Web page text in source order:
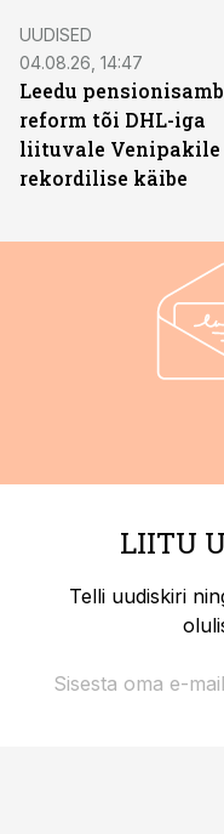
UUDISED
04.08.26, 14:47
Leedu
reform tõi DHL-iga
liituvale Venipakile
rekordilise käibe
LIITU
Telli uudiskiri